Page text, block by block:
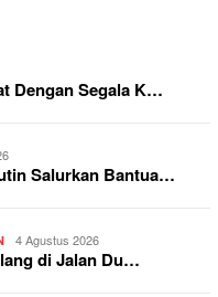
Dengan Segala K…
Salurkan Bantua…
4 Agustus 2026
di Jalan Du…